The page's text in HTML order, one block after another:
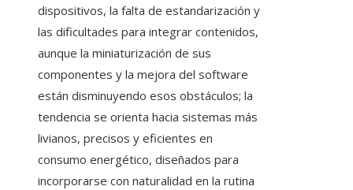
dispositivos, la falta de estandarización y
las dificultades para integrar contenidos,
aunque la miniaturización de sus
componentes y la mejora del software
están disminuyendo esos obstáculos; la
tendencia se orienta hacia sistemas más
livianos, precisos y eficientes en
consumo energético, diseñados para
incorporarse con naturalidad en la rutina